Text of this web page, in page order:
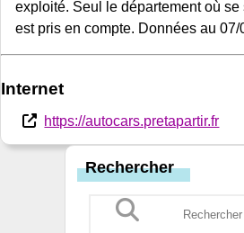
exploité. Seul le département où se
est pris en compte. Données au 07/
Internet
https://autocars.pretapartir.fr
Rechercher